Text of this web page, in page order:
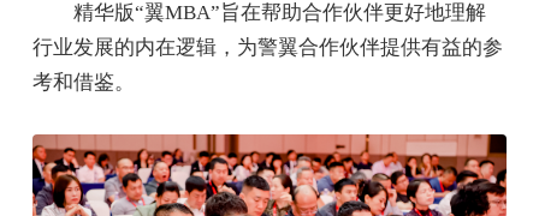
精华版“翼MBA”旨在帮助合作伙伴更好地理解
行业发展的内在逻辑，为警翼合作伙伴提供有益的参
考和借鉴。